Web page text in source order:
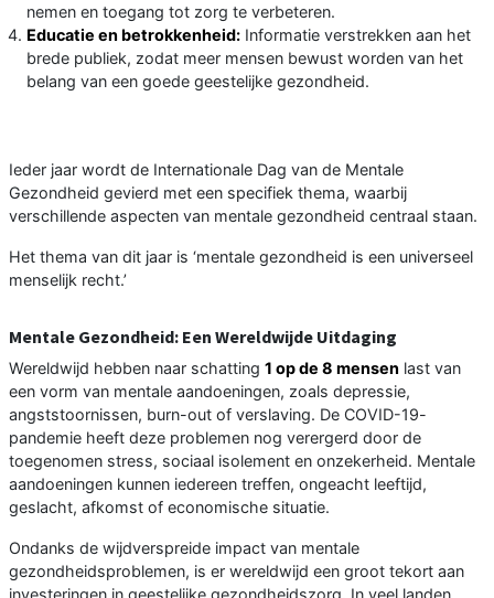
nemen en toegang tot zorg te verbeteren.
Educatie en betrokkenheid: Informatie verstrekken aan het
brede publiek, zodat meer mensen bewust worden van het
belang van een goede geestelijke gezondheid.
Ieder jaar wordt de Internationale Dag van de Mentale
Gezondheid gevierd met een specifiek thema, waarbij
verschillende aspecten van mentale gezondheid centraal staan.
Het thema van dit jaar is ‘mentale gezondheid is een universeel
menselijk recht.’
Mentale Gezondheid: Een Wereldwijde Uitdaging
Wereldwijd hebben naar schatting 1 op de 8 mensen last van
een vorm van mentale aandoeningen, zoals depressie,
angststoornissen, burn-out of verslaving. De COVID-19-
pandemie heeft deze problemen nog verergerd door de
toegenomen stress, sociaal isolement en onzekerheid. Mentale
aandoeningen kunnen iedereen treffen, ongeacht leeftijd,
geslacht, afkomst of economische situatie.
Ondanks de wijdverspreide impact van mentale
gezondheidsproblemen, is er wereldwijd een groot tekort aan
investeringen in geestelijke gezondheidszorg. In veel landen